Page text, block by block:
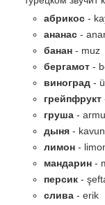
абрикос -
ананас -
банан - muz
бергамот -
виноград -
грейпфрукт
груша -
дыня - kavun
лимон -
мандарин -
персик -
слива - erik